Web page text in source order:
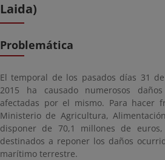
Laida)
Problemática
El temporal de los pasados días 31
2015 ha causado numerosos
afectadas por el mismo. Para hacer
Ministerio de Agricultura,
disponer de 70,1 millones de
destinados a reponer los daños
marítimo terrestre.